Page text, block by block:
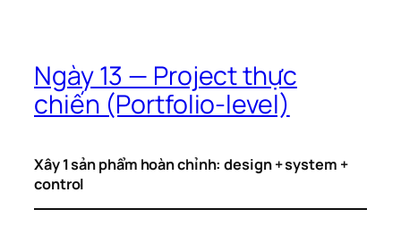
Ngày 13 — Project thực
chiến (Portfolio-level)
Xây 1 sản phẩm hoàn chỉnh: design + system +
control